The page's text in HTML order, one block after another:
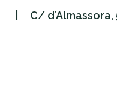
| C/ d’Almassora,